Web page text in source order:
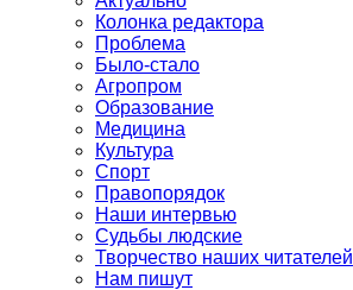
Колонка редактора
Проблема
Было-стало
Агропром
Образование
Медицина
Культура
Спорт
Правопорядок
Наши интервью
Судьбы людские
Творчество наших читателей
Нам пишут